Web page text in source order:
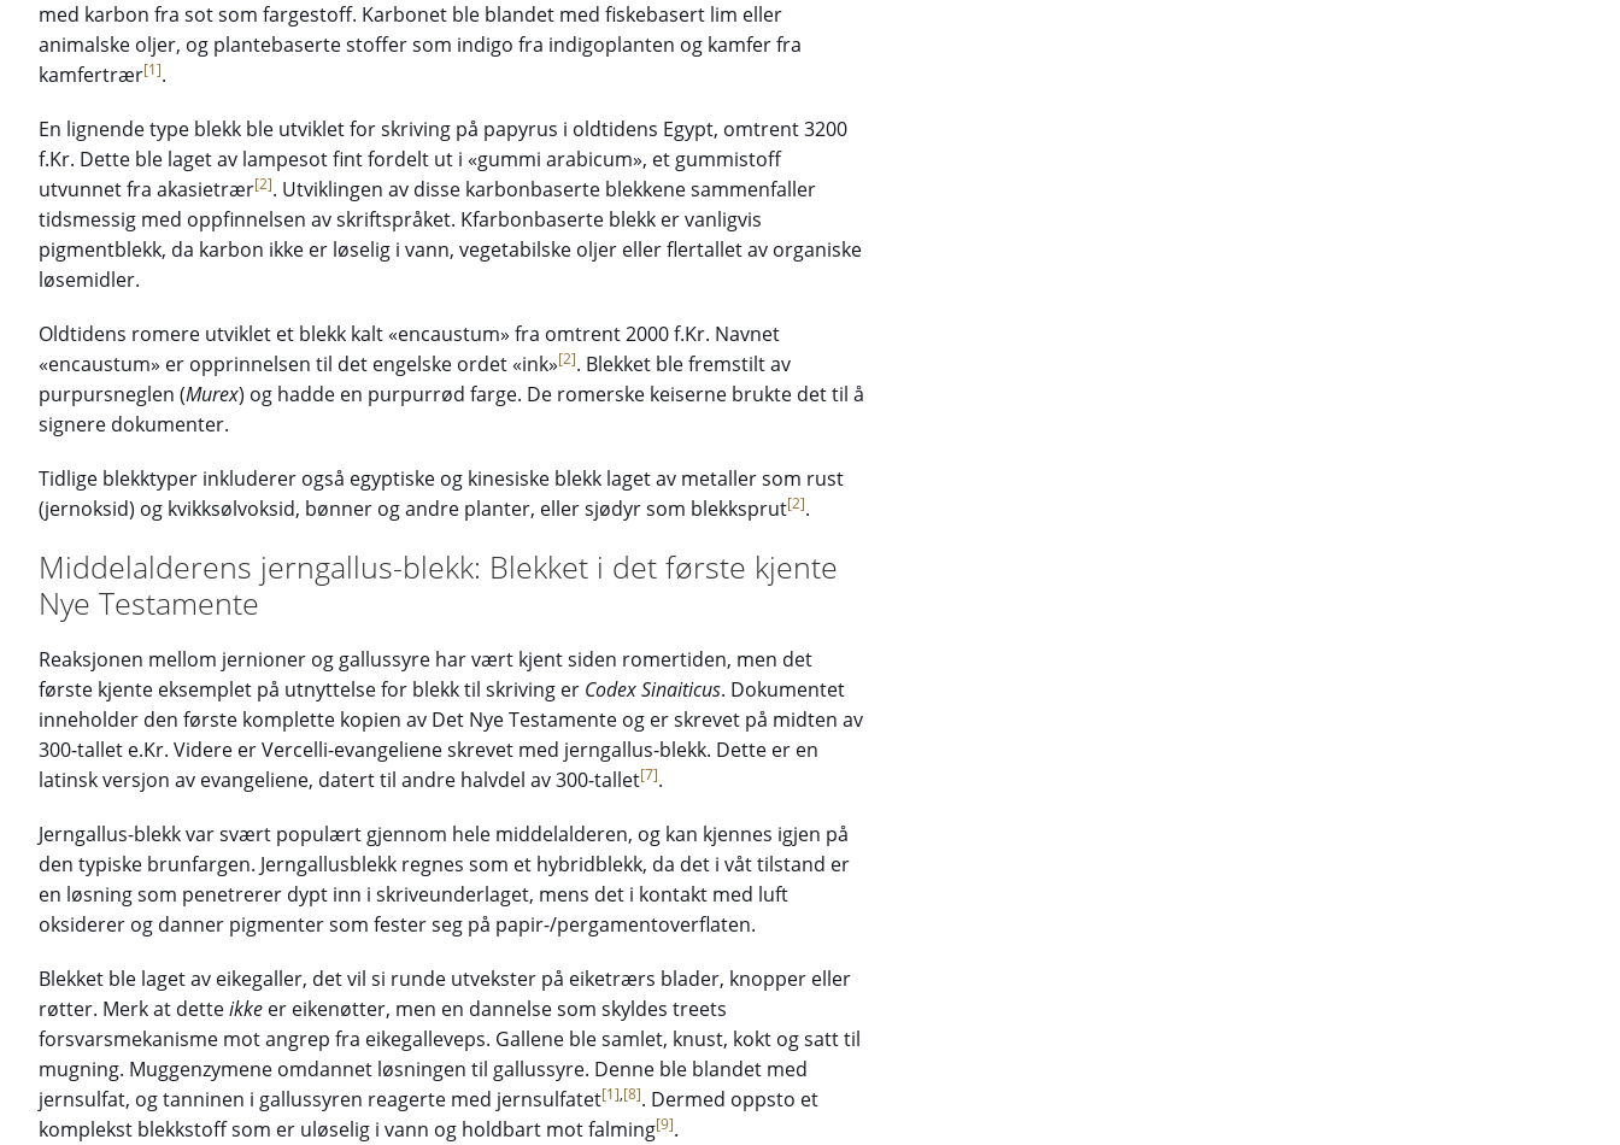
med karbon fra sot som fargestoff. Karbonet ble blandet med fiskebasert lim eller
animalske oljer, og plantebaserte stoffer som indigo fra indigoplanten og kamfer fra
kamfertrær[1].
En lignende type blekk ble utviklet for skriving på papyrus i oldtidens Egypt, omtrent 3200
f.Kr. Dette ble laget av lampesot fint fordelt ut i «gummi arabicum», et gummistoff
utvunnet fra akasietrær[2]. Utviklingen av disse karbonbaserte blekkene sammenfaller
tidsmessig med oppfinnelsen av skriftspråket. Kfarbonbaserte blekk er vanligvis
pigmentblekk, da karbon ikke er løselig i vann, vegetabilske oljer eller flertallet av organiske
løsemidler.
Oldtidens romere utviklet et blekk kalt «encaustum» fra omtrent 2000 f.Kr. Navnet
«encaustum» er opprinnelsen til det engelske ordet «ink»[2]. Blekket ble fremstilt av
purpursneglen (Murex) og hadde en purpurrød farge. De romerske keiserne brukte det til å
signere dokumenter.
Tidlige blekktyper inkluderer også egyptiske og kinesiske blekk laget av metaller som rust
(jernoksid) og kvikksølvoksid, bønner og andre planter, eller sjødyr som blekksprut[2].
Middelalderens jerngallus-blekk: Blekket i det første kjente
Nye Testamente
Reaksjonen mellom jernioner og gallussyre har vært kjent siden romertiden, men det
første kjente eksemplet på utnyttelse for blekk til skriving er Codex Sinaiticus. Dokumentet
inneholder den første komplette kopien av Det Nye Testamente og er skrevet på midten av
300-tallet e.Kr. Videre er Vercelli-evangeliene skrevet med jerngallus-blekk. Dette er en
latinsk versjon av evangeliene, datert til andre halvdel av 300-tallet[7].
Jerngallus-blekk var svært populært gjennom hele middelalderen, og kan kjennes igjen på
den typiske brunfargen. Jerngallusblekk regnes som et hybridblekk, da det i våt tilstand er
en løsning som penetrerer dypt inn i skriveunderlaget, mens det i kontakt med luft
oksiderer og danner pigmenter som fester seg på papir-/pergamentoverflaten.
Blekket ble laget av eikegaller, det vil si runde utvekster på eiketrærs blader, knopper eller
røtter. Merk at detteikke er eikenøtter, men en dannelse som skyldes treets
forsvarsmekanisme mot angrep fra eikegalleveps. Gallene ble samlet, knust, kokt og satt til
mugning. Muggenzymene omdannet løsningen til gallussyre. Denne ble blandet med
jernsulfat, og tanninen i gallussyren reagerte med jernsulfatet[1],[8]. Dermed oppsto et
komplekst blekkstoff som er uløselig i vann og holdbart mot falming[9].